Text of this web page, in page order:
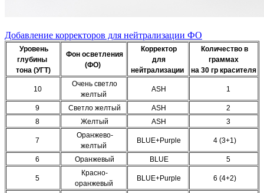
Добавление корректоров для нейтрализации ФО
Уровень
глубины
тона (УГТ)
Фон осветления
(ФО)
Корректор
для
нейтрализации
Количество в
граммах
на 30 гр красителя
10
Очень светло
желтый
ASH 1
9 Светло желтый ASH
2
8
Желтый ASH 3
7
Оранжево-
желтый
BLUE+Purple 4 (3+1)
6 Оранжевый BLUE 5
5
Красно-
оранжевый
BLUE+Purple 6 (4+2)